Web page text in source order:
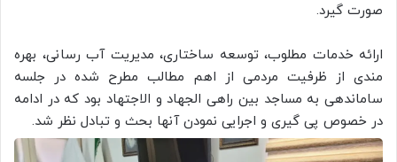
صورت گیرد.
ارائه خدمات مطلوب، توسعه ساختاری، مدیریت آب رسانی، بهره
مندی از ظرفیت مردمی از اهم مطالب مطرح شده در جلسه
ساماندهی به مساجد بین راهی الجهاد و الاجتهاد بود که در ادامه
در خصوص پی گیری و اجرایی نمودن آنها بحث و تبادل نظر شد.